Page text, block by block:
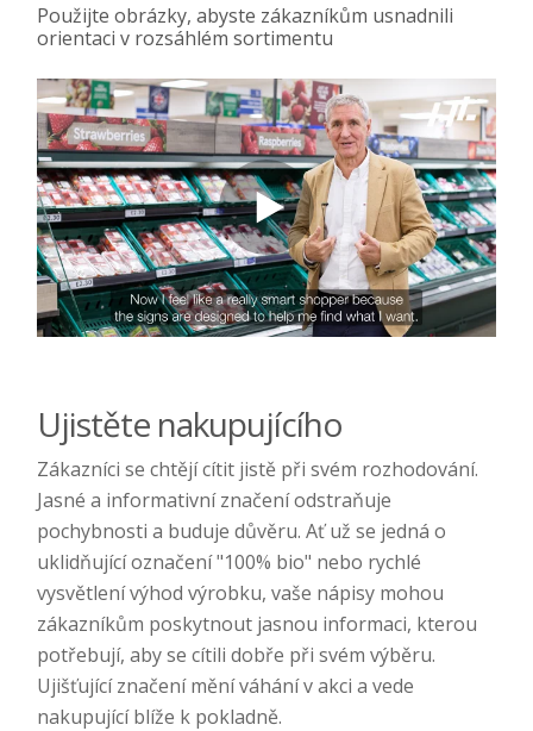
Použijte obrázky, abyste zákazníkům usnadnili
orientaci v rozsáhlém sortimentu
Ujistěte nakupujícího
Zákazníci se chtějí cítit jistě při svém rozhodování.
Jasné a informativní značení odstraňuje
pochybnosti a buduje důvěru. Ať už se jedná o
uklidňující označení "100% bio" nebo rychlé
vysvětlení výhod výrobku, vaše nápisy mohou
zákazníkům poskytnout jasnou informaci, kterou
potřebují, aby se cítili dobře při svém výběru.
Ujišťující značení mění váhání v akci a vede
nakupující blíže k pokladně.